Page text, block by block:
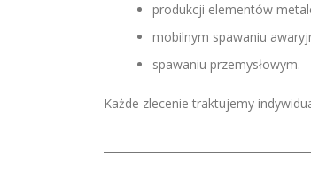
produkcji elementów
mobilnym spawaniu
spawaniu przemysłowym.
Każde zlecenie traktujemy